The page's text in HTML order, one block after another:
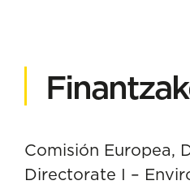
Comisión Europea,
Directorate I –